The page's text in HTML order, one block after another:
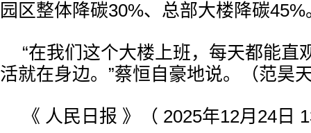
园区整体降碳30%、总部大楼降碳45%
“在我们这个大楼上班，每天都能直
活就在身边。”蔡恒自豪地说。（范昊
《 人民日报 》（ 2025年12月24日